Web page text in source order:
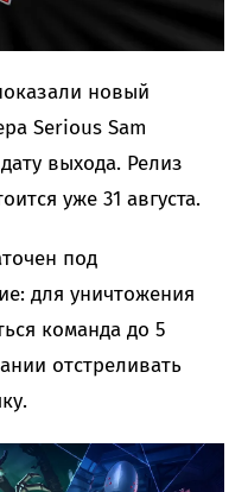
новый
Serious Sam
выхода. Релиз
уже 31 августа.
под
для уничтожения
команда до 5
отстреливать